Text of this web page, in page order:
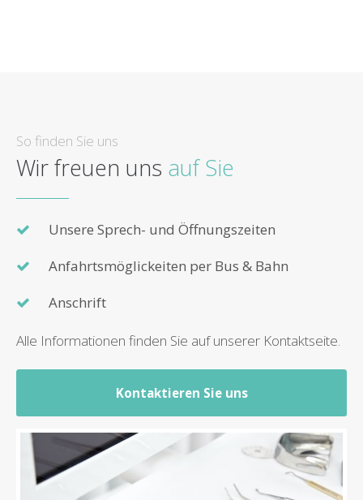
So finden Sie uns
Wir freuen uns auf Sie
Unsere Sprech- und Öffnungszeiten
Anfahrtsmöglickeiten per Bus & Bahn
Anschrift
Alle Informationen finden Sie auf unserer Kontaktseite.
Kontaktieren Sie uns